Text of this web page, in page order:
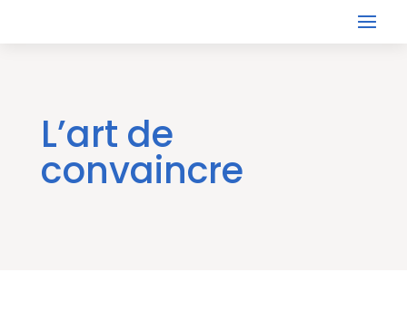
L’art de
convaincre